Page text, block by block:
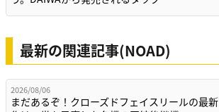
最新の関連記事(NOAD)
2026/08/06
まだあるぞ！クローズドフェイスリールの最新